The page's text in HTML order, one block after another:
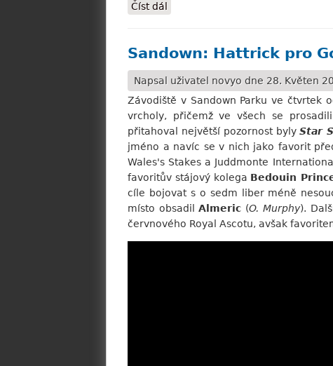
Číst dál
Sandown: Hattrick pro
Napsal uživatel novyo dne 28. Květen
Závodiště v Sandown Parku ve čtvrtek
vrcholy, přičemž ve všech se
přitahoval největší pozornost bylyStar
jméno a navíc se v nich jako favorit
Wales's Stakes a Juddmonte
favoritův stájový kolega Bedouin
cíle bojovat s o sedm liber méně
místo obsadilAlmeric (O. Murphy).
červnového Royal Ascotu, avšak